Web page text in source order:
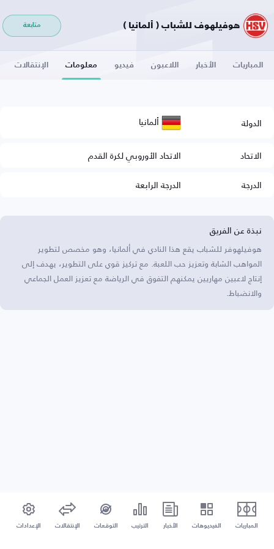
هوفيلهوف للشباب ( ألمانيا ) متابعة
المباريات الأخبار اللاعبون فيديو معلومات الإنتقالات
الدولة ألمانيا
الاتحاد
الاتحاد الأوروبي لكرة القدم
الدرجة
الدرجة الرابعة
نبذة عن الفريق
هوفيلهوفر للشباب يقع هذا النادي في ألمانيا، وهو مخصص لتطوير
المواهب الشابة وتعزيز حب اللعبة. مع تركيز قوي على التطوير، يهدف إلى
إنتاج لاعبين مهاريين يمكنهم التفوق في الرياضة مع تعزيز العمل الجماعي
والانضباط.
المباريات الفيديوهات الأخبار الترتيب التوقعات الإنتقالات الإعدادات